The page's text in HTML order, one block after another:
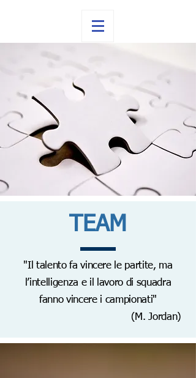
TEAM
"Il talento fa vincere le partite, ma
l’intelligenza e il lavoro di squadra
fanno vincere i campionati"
(M. Jordan)